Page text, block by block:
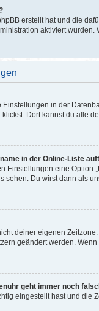
erstellt hat und die
aktiviert
in der
Dort kannst du alle
in der Online-Liste
Einstellungen eine Option
sehen. Du wirst dann als
deiner eigenen
geändert werden.
geht immer noch
eingestellt hast und die